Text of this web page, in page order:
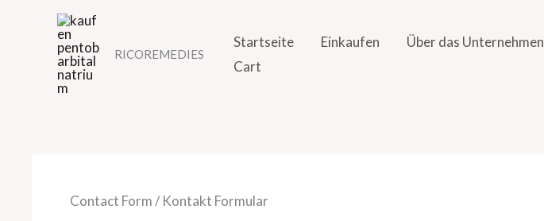
RICOREMEDIES
Startseite Einkaufen Über das Unternehmen
Cart
Contact Form / Kontakt Formular